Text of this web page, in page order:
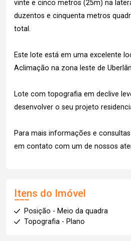
vinte e cinco metros (25m) na
duzentos e cinquenta metros
total.
Este lote está em uma excelente
Aclimação na zona leste de
Lote com topografia em declive
desenvolver o seu projeto
Para mais informações e
em contato com um de nossos
Itens do Imóvel
Posição - Meio da quadra
Topografia - Plano